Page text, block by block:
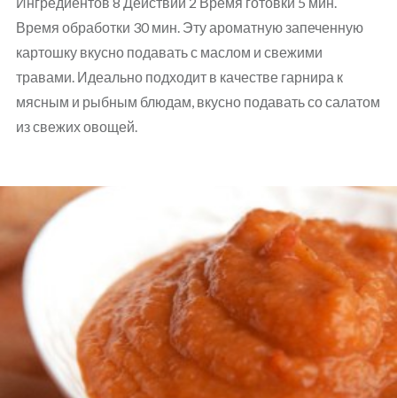
Время обработки 30 мин. Эту ароматную запеченную
картошку вкусно подавать с маслом и свежими
травами. Идеально подходит в качестве гарнира к
мясным и рыбным блюдам, вкусно подавать со салатом
из свежих овощей.